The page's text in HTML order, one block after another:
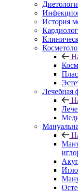
История
Лечебная